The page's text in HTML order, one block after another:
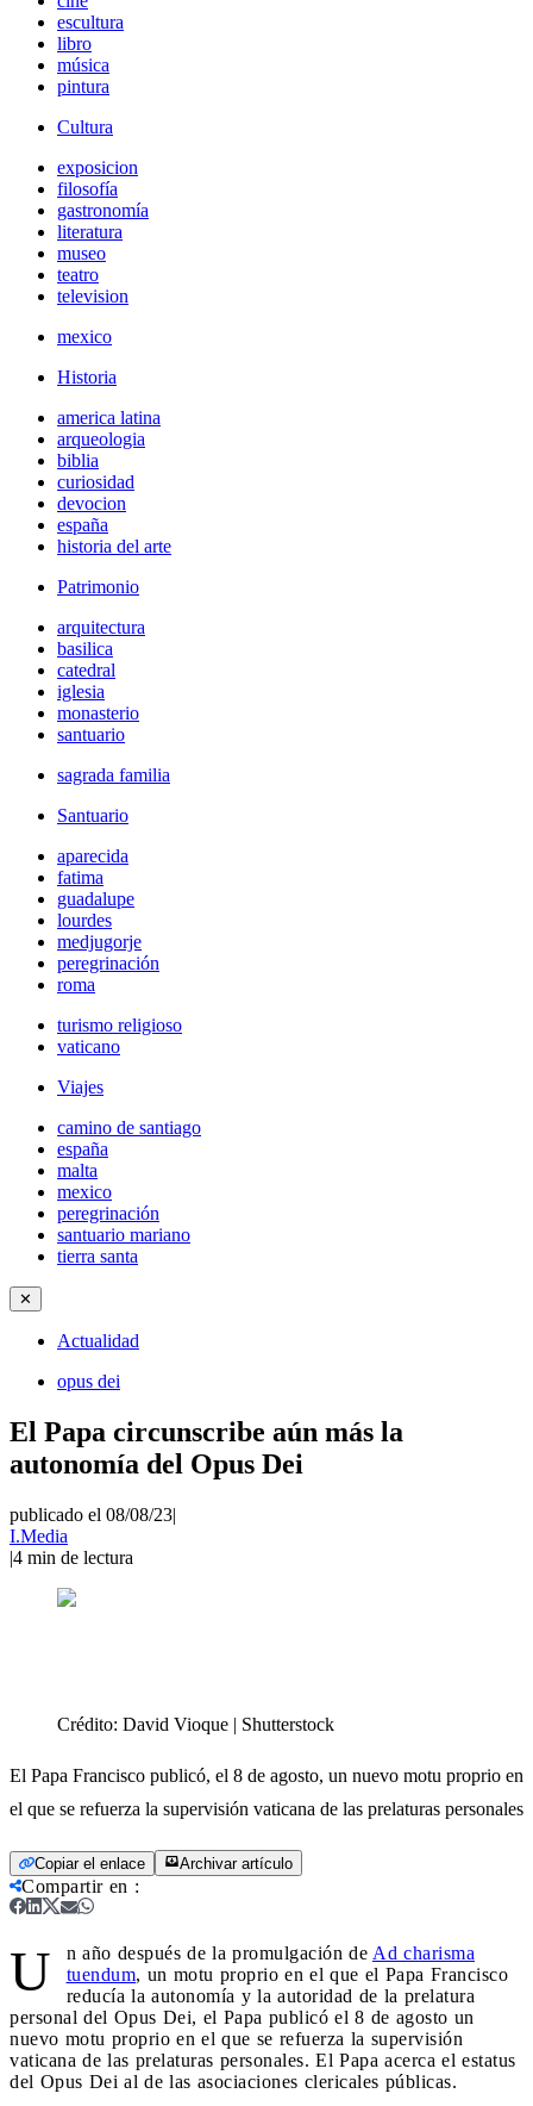
escultura
libro
música
pintura
Cultura
exposicion
filosofía
gastronomía
literatura
museo
teatro
television
mexico
Historia
america latina
arqueologia
biblia
curiosidad
devocion
españa
historia del arte
Patrimonio
arquitectura
basilica
catedral
iglesia
monasterio
santuario
sagrada familia
Santuario
aparecida
fatima
guadalupe
lourdes
medjugorje
peregrinación
roma
turismo religioso
vaticano
Viajes
camino de santiago
españa
malta
mexico
peregrinación
santuario mariano
tierra santa
✕
Actualidad
opus dei
El Papa circunscribe aún más la
autonomía del Opus Dei
publicado el 08/08/23|
I.Media
|4 min de lectura
Crédito: David Vioque | Shutterstock
El Papa Francisco publicó, el 8 de agosto, un nuevo motu proprio en
el que se refuerza la supervisión vaticana de las prelaturas personales
Copiar el enlace Archivar artículo
Compartir en :
U n año después de la promulgación de Ad charisma
tuendum, un motu proprio en el que el Papa Francisco
reducía la autonomía y la autoridad de la prelatura
personal del Opus Dei, el Papa publicó el 8 de agosto un
nuevo motu proprio en el que se refuerza la supervisión
vaticana de las prelaturas personales. El Papa acerca el estatus
del Opus Dei al de las asociaciones clericales públicas.